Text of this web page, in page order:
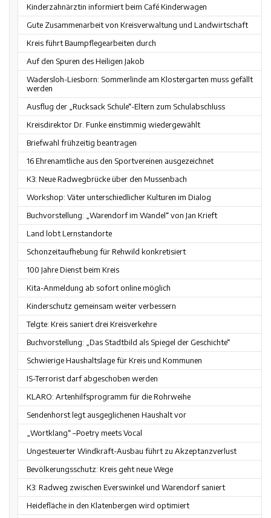
Kinderzahnärztin informiert beim Café Kinderwagen
Gute Zusammenarbeit von Kreisverwaltung und Landwirtschaft
Kreis führt Baumpflegearbeiten durch
Auf den Spuren des Heiligen Jakob
Wadersloh-Liesborn: Sommerlinde am Klostergarten muss gefällt
werden
Ausflug der „Rucksack Schule“-Eltern zum Schulabschluss
Kreisdirektor Dr. Funke einstimmig wiedergewählt
Briefwahl frühzeitig beantragen
16 Ehrenamtliche aus den Sportvereinen ausgezeichnet
K3: Neue Radwegbrücke über den Mussenbach
Workshop: Väter unterschiedlicher Kulturen im Dialog
Buchvorstellung: „Warendorf im Wandel“ von Jan Krieft
Land lobt Lernstandorte
Schonzeitaufhebung für Rehwild konkretisiert
100 Jahre Dienst beim Kreis
Kita-Anmeldung ab sofort online möglich
Kinderschutz gemeinsam weiter verbessern
Telgte: Kreis saniert drei Kreisverkehre
Buchvorstellung: „Das Stadtbild als Spiegel der Geschichte“
Schwierige Haushaltslage für Kreis und Kommunen
IS-Terrorist darf abgeschoben werden
KLARO: Artenhilfsprogramm für die Rohrweihe
Sendenhorst legt ausgeglichenen Haushalt vor
„Wortklang“ –Poetry meets Vocal
Ungesteuerter Windkraft-Ausbau führt zu Akzeptanzverlust
Bevölkerungsschutz: Kreis geht neue Wege
K3: Radweg zwischen Everswinkel und Warendorf saniert
Heidefläche in den Klatenbergen wird optimiert